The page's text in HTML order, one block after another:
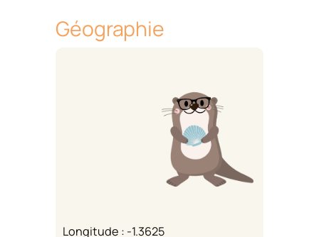
Géographie
Longitude : -1.3625